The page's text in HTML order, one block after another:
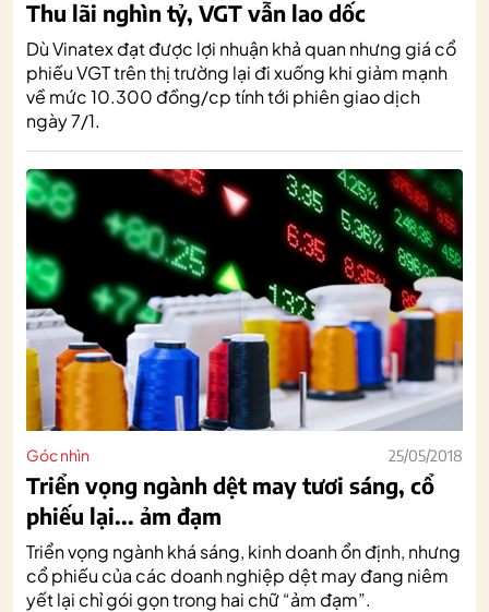
Thu lãi nghìn tỷ, VGT vẫn lao dốc
Dù Vinatex đạt được lợi nhuận khả quan nhưng giá cổ
phiếu VGT trên thị trường lại đi xuống khi giảm mạnh
về mức 10.300 đồng/cp tính tới phiên giao dịch
ngày 7/1.
Góc nhìn 25/05/2018
Triển vọng ngành dệt may tươi sáng, cổ
phiếu lại... ảm đạm
Triển vọng ngành khá sáng, kinh doanh ổn định, nhưng
cổ phiếu của các doanh nghiệp dệt may đang niêm
yết lại chỉ gói gọn trong hai chữ “ảm đạm”.